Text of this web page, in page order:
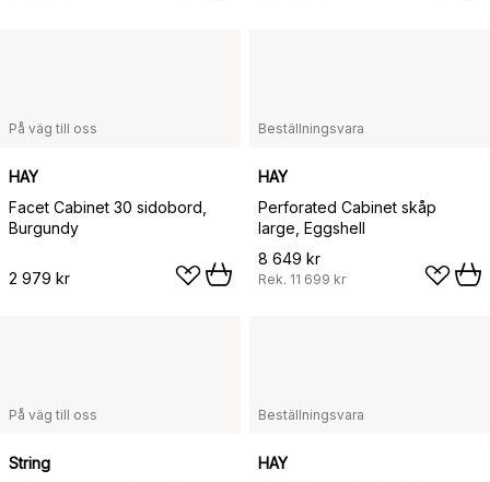
På väg till oss
HAY
Facet Cabinet 30 sidobord,
Burgundy
2 979 kr
Beställningsvara
HAY
Perforated Cabinet skåp
large, Eggshell
8 649 kr
Rek. 11 699 kr
På väg till oss
String
Beställningsvara
HAY